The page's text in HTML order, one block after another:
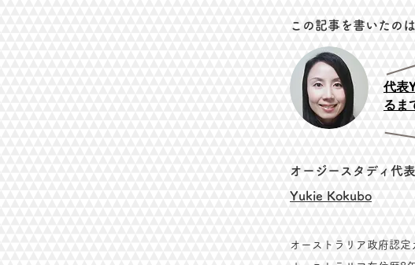
​この記事を書いたのは
代表
るま
​オージースタディ代表
Yukie Kokubo
オーストラリア政府認